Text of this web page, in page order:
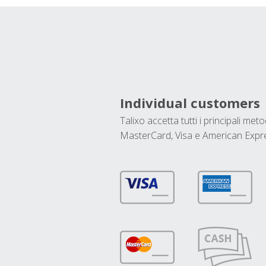
Individual customers
Talixo accetta tutti i principali
MasterCard, Visa e American